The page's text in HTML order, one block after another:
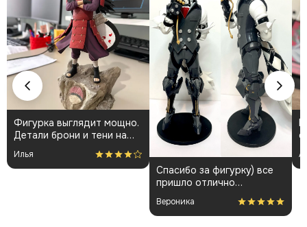
Фигурка выглядит мощно.
Детали брони и тени на
плаще проработаны
аккуратно. Пришла быстро
и без повреждений.
Илья
Спасибо за фигурку) все
пришло отлично
упакованным. Отдельная
благодарность за
покраску модели.
Вероника